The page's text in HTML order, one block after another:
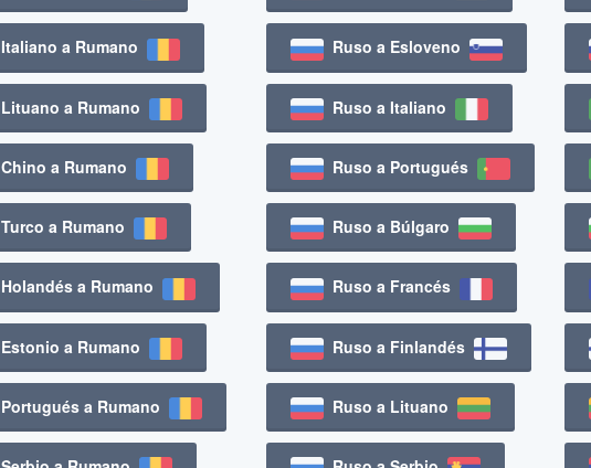
Italiano a Rumano
Lituano a Rumano
Chino a Rumano
Turco a Rumano
Holandés a Rumano
Estonio a Rumano
Portugués a Rumano
Ruso a Esloveno
Ruso a Italiano
Ruso a Portugués
Ruso a Búlgaro
Ruso a Francés
Ruso a Finlandés
Ruso a Lituano